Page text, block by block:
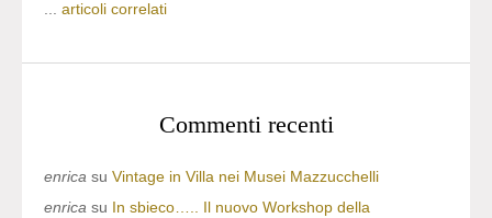
... articoli correlati
Commenti recenti
enrica su Vintage in Villa nei Musei Mazzucchelli
enrica su In sbieco….. Il nuovo Workshop della